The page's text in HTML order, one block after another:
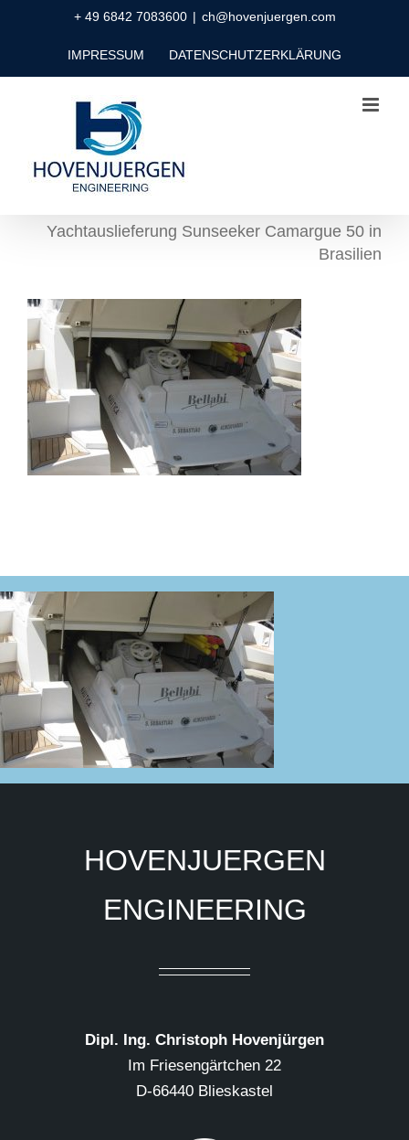
+ 49 6842 7083600 | ch@hovenjuergen.com
IMPRESSUM DATENSCHUTZERKLÄRUNG
Yachtauslieferung Sunseeker Camargue 50 in
Brasilien
HOVENJUERGEN
ENGINEERING
Dipl. Ing. Christoph Hovenjürgen
Im Friesengärtchen 22
D-66440 Blieskastel